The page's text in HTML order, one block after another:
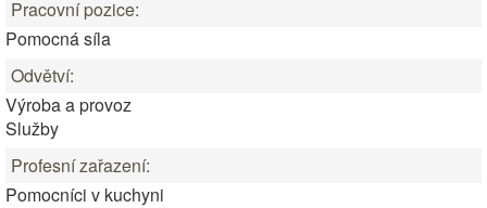
Pracovní pozice:
Pomocná síla
Odvětví:
Výroba a provoz
Služby
Profesní zařazení:
Pomocníci v kuchyni